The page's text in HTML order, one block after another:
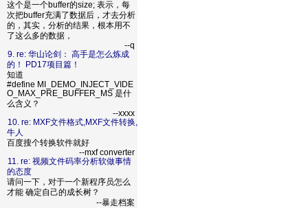
这个是一个buffer的size; 表示，每
次把buffer充满了数据后，才去分析
的，其实，分析的结果，根本用不
了这么多的数据，
--q
9. re: 华山论剑： 高手是怎么炼成
的！ PD17项目篇！
知道
#define MI_DEMO_INJECT_VIDE
O_MAX_PRE_BUFFER_MS 是什
么含义？
--xxxx
10. re: MXF文件格式,MXF文件转换,
牛人
百度搜个转换软件就好
--mxf converter
11. re: 视频文件码率分析软做事情
的态度
请问一下，对于一个新程序员怎么
才能 确定自己的成长树？
--暴走档案